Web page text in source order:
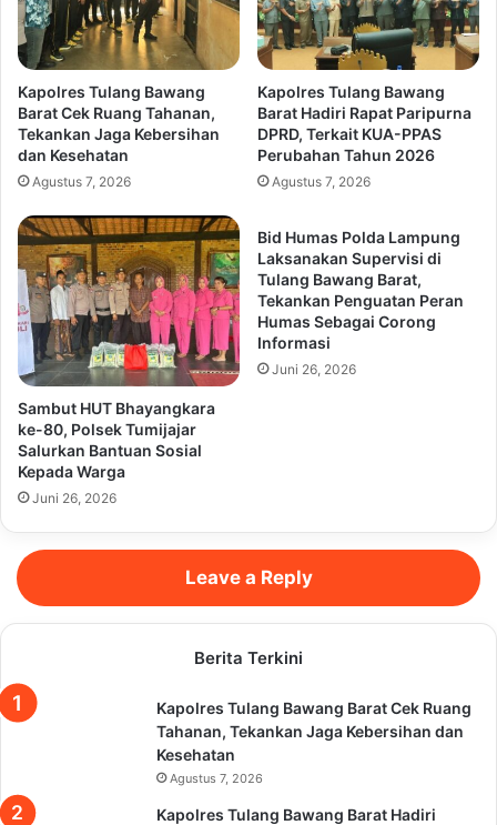
Kapolres Tulang Bawang
Barat Cek Ruang Tahanan,
Tekankan Jaga Kebersihan
dan Kesehatan
Agustus 7, 2026
Kapolres Tulang Bawang
Barat Hadiri Rapat Paripurna
DPRD, Terkait KUA-PPAS
Perubahan Tahun 2026
Agustus 7, 2026
Sambut HUT Bhayangkara
ke-80, Polsek Tumijajar
Salurkan Bantuan Sosial
Kepada Warga
Juni 26, 2026
Bid Humas Polda Lampung
Laksanakan Supervisi di
Tulang Bawang Barat,
Tekankan Penguatan Peran
Humas Sebagai Corong
Informasi
Juni 26, 2026
Leave a Reply
Berita Terkini
Kapolres Tulang Bawang Barat Cek Ruang
Tahanan, Tekankan Jaga Kebersihan dan
Kesehatan
Agustus 7, 2026
Kapolres Tulang Bawang Barat Hadiri